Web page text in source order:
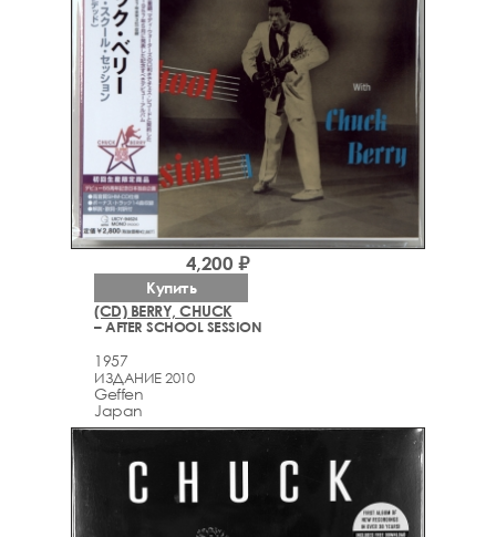
(CD) BERRY, CHUCK
– AFTER SCHOOL SESSION
1957
ИЗДАНИЕ 2010
Geffen
Japan
4,200 ₽
Купить